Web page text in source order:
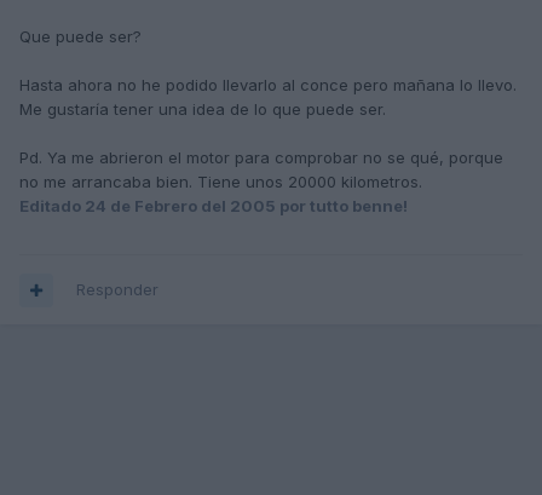
Que puede ser?
Hasta ahora no he podido llevarlo al conce pero mañana lo llevo.
Me gustaría tener una idea de lo que puede ser.
Pd. Ya me abrieron el motor para comprobar no se qué, porque
no me arrancaba bien. Tiene unos 20000 kilometros.
Editado 24 de Febrero del 2005 por tutto benne!
Responder